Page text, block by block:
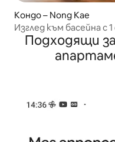
Кондо – Nong Kae
Изглед към басейна с
плажа, цикада
Подходящи